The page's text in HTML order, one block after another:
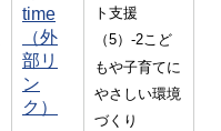
time
（外
部リ
ン
ク）
ト支援
（5）-2こど
もや子育てに
やさしい環境
づくり